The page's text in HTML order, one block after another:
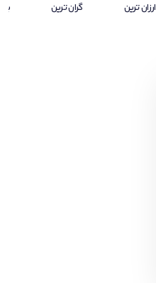
ارزان ترین گران ترین